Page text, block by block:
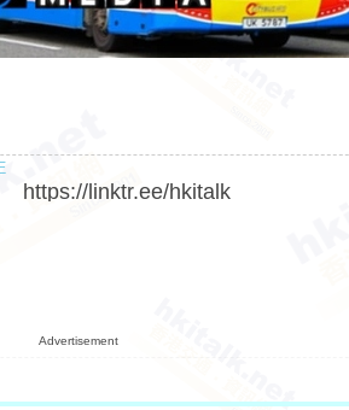
https://linktr.ee/hkitalk